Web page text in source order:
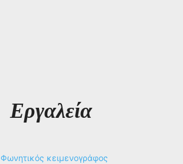
Εργαλεία
Φωνητικός κειμενογράφος